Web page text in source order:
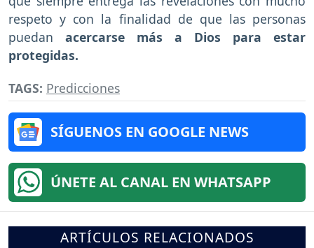
respeto y con la finalidad de que las personas
puedan acercarse más a Dios para estar
protegidas.
TAGS: Predicciones
SÍGUENOS EN GOOGLE NEWS
ÚNETE AL CANAL EN WHATSAPP
ARTÍCULOS RELACIONADOS